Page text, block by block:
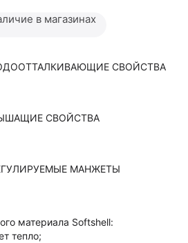
в магазинах
СВОЙСТВА
СВОЙСТВА
МАНЖЕТЫ
материала Softshell:
тепло;